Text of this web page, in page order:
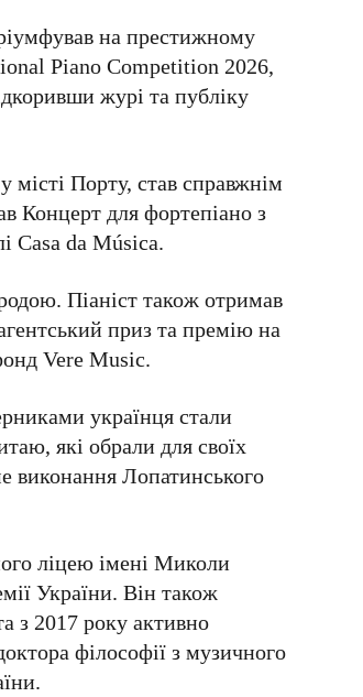
на престижному
Piano Competition 2026,
журі та публіку
містіПорту, став справжнім
Концерт для фортепіано з
Casa da Música.
Піаніст також отримав
призтапремію на
Vere Music.
українця стали
які обрали для своїх
виконання Лопатинського
ліцею імені Миколи
України. Він також
з2017року активно
філософії з музичного
.